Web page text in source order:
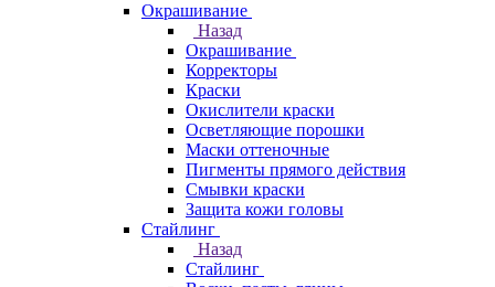
Окрашивание
Назад
Окрашивание
Корректоры
Краски
Окислители краски
Осветляющие порошки
Маски оттеночные
Пигменты прямого действия
Смывки краски
Защита кожи головы
Стайлинг
Назад
Стайлинг